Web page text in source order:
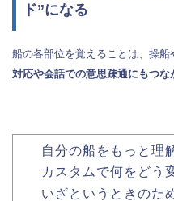
ド”になる
船の各部位を覚えることは、操船
対応や会話での意思疎通にもつな
自分の船をもっと理
カスタムで何をどう
いざというときのた